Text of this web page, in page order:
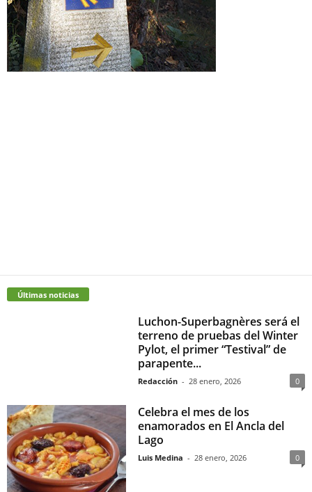
Últimas noticias
Luchon-Superbagnères será el
terreno de pruebas del Winter
Pylot, el primer “Testival” de
parapente...
Redacción - 28 enero, 2026 0
Celebra el mes de los
enamorados en El Ancla del
Lago
Luis Medina - 28 enero, 2026 0